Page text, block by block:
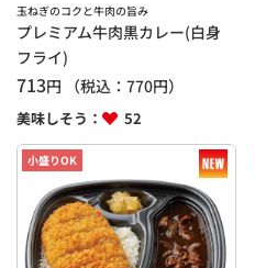
玉ねぎのコクと牛肉の旨み
プレミアム牛肉黒カレー(白身
フライ)
713円 （税込： 770円）
美味しそう： 52
小盛りOK